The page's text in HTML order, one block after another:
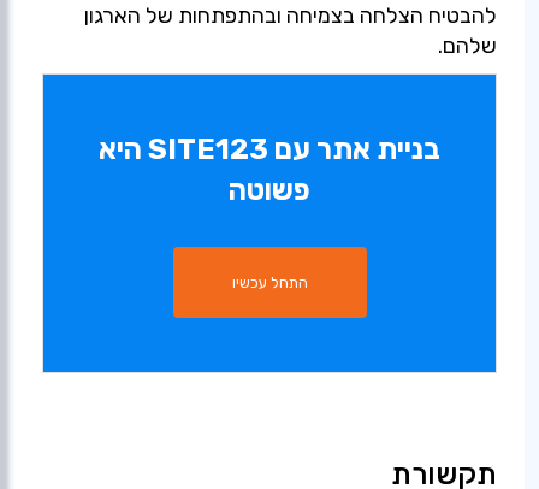
להבטיח הצלחה בצמיחה ובהתפתחות של הארגון
שלהם.
בניית אתר עם SITE123 היא
פשוטה
התחל עכשיו
תקשורת